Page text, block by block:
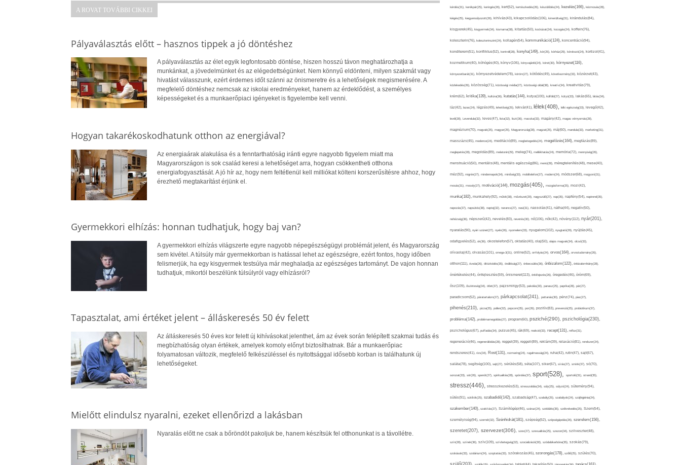
A ROVAT TOVÁBBI CIKKEI
Pályaválasztás előtt – hasznos tippek a jó döntéshez
A pályaválasztás az élet egyik legfontosabb döntése, hiszen hosszú távon meghatározhatja a
munkánkat, a jövedelmünket és az elégedettségünket. Nem könnyű eldönteni, milyen szakmát vagy
hivatást válasszunk, ezért érdemes időt szánni az önismeretre és a lehetőségek megismerésére. A
megfelelő döntéshez nemcsak az iskolai eredményeket, hanem az érdeklődést, a személyes
képességeket és a munkaerőpiaci igényeket is figyelembe kell venni.
Hogyan takarékoskodhatunk otthon az energiával?
Az energiaárak alakulása és a fenntarthatóság iránti egyre nagyobb figyelem miatt ma
Magyarországon is sok család keresi a lehetőséget arra, hogyan csökkentheti otthona
energiafogyasztását. A jó hír az, hogy nem feltétlenül kell milliókat költeni korszerűsítésre ahhoz, hogy
érezhető megtakarítást érjünk el.
Gyermekkori elhízás: honnan tudhatjuk, hogy baj van?
A gyermekkori elhízás világszerte egyre nagyobb népegészségügyi problémát jelent, és Magyarország
sem kivétel. A túlsúly már gyermekkorban is hatással lehet az egészségre, ezért fontos, hogy időben
felismerjük, ha egy kisgyermek testsúlya már meghaladja az egészséges tartományt. De vajon honnan
tudhatjuk, mikortól beszélünk túlsúlyról vagy elhízásról?
Tapasztalat, ami értéket jelent – álláskeresés 50 év felett
Az álláskeresés 50 éves kor felett új kihívásokat jelenthet, ám az évek során felépített szakmai tudás és
megbízhatóság olyan értékek, amelyek komoly előnyt biztosíthatnak. Bár a munkaerőpiac
folyamatosan változik, megfelelő felkészüléssel és nyitottsággal idősebb korban is találhatunk új
lehetőségeket.
Mielőtt elindulsz nyaralni, ezeket ellenőrizd a lakásban
Nyaralás előtt ne csak a bőröndöt pakoljuk be, hanem készítsük fel otthonunkat is a távollétre.
kérdés(31), kerékpár(25), keringés(26), kert(52), kertészkedés(26), készülődés(24), kezelés(166), kézmosás(28),
kiégés(25), kiegyensúlyozott(26), kihívás(43), kikapcsolódás(106), kimerültség(31), kirándulás(84),
kisgyerek(45), kisgyermek(34), kismama(38), kitartás(50), kockázat(34), kocogás(24), koffein(76),
koleszterin(76), koleszterinszint(24), kollagén(54), kommunikáció(124), koncentráció(94),
konditerem(51), konfliktus(52), kontroll(28), konyha(149), kór(25), kórház(29), kórokozó(24), kortizol(41),
kozmetikum(40), köhögés(40), könyv(106), könyvajánló(24), köret(30), környezet(116),
környezetbarát(31), környezetvédelem(78), köröm(27), kötődés(49), következmény(33), közérzet(43),
közlekedés(26), közösség(71), közösségi média(27), közösségi oldal(38), kreatív(34), kreativitás(79),
krém(62), kritika(139), kultúra(36), kutatás(144), kutya(100), külföld(27), kütyü(33), lakás(65), látás(34),
láz(42), lazac(24), légzés(49), lehetőség(25), lekvár(41), lélek(408), lelki egészség(33), levegő(42),
levél(28), Levendula(32), leves(47), lista(32), liszt(36), macska(33), magány(42), magas vérnyomás(28),
magnézium(70), magvak(25), magyar(25), Magyarország(28), magzat(25), máj(60), mandula(33), marketing(31),
masszázs(45), medence(24), meditáció(89), megbetegedés(24), megelőzés(164), megfázás(89),
meglepetés(28), megoldás(89), melatonin(29), meleg(74), mellékhatás(24), memória(72), mennyiség(26),
menstruáció(50), mentális(48), mentális egészség(86), menü(28), méregtelenítés(48), mese(40),
méz(92), migrén(27), mindennapok(34), minőség(33), mobiltelefon(27), modern(24), módszer(68), mogyoró(31),
mosás(31), mosoly(27), motiváció(144), mozgás(405), mozgásforma(25), mozi(42),
munka(182), munkahely(92), műtét(38), művészet(29), nagyszülő(27), nap(35), napfény(54), napirend(35),
napozás(37), napsütés(38), naptej(32), narancs(27), nasi(31), nassolás(41), nátha(44), negatív(50),
nehézség(36), népszerű(42), nevelés(83), nevetés(30), nő(106), nők(42), növény(112), nyár(201),
nyaralás(90), nyári szünet(27), nyelv(26), nyomelem(33), nyugalom(102), nyugtató(29), nyújtás(45),
odafigyelés(52), ok(36), okostelefon(57), oktatás(40), olaj(50), olajos magvak(34), olcsó(33),
olívaolaj(42), olvasás(101), omega-3(31), online(52), orrfolyás(24), orvos(164), orvostudomány(26),
otthon(111), óvoda(26), öltözködés(35), önállóság(27), önbecsülés(36), önbizalom(122), önbizalomhiány(28),
önértékelés(44), önfejlesztés(59), önismeret(113), önkifejezés(26), öregedés(46), öröm(69),
ősz(109), őszinteség(34), ötlet(37), pajzsmirigy(53), pakolás(30), panasz(25), paprika(28), pár(27),
paradicsom(52), páratartalom(27), párkapcsolat(241), pattanás(30), pénz(74), piac(27),
pihenés(210), pizza(25), pollen(32), popcorn(35), por(26), pozitív(83), prevenció(25), probiotikum(37),
probléma(142), problémamegoldás(27), program(60), psziché(290), pszichológia(230),
pszichológus(67), puffadás(34), pulzus(45), rák(69), reakció(33), recept(131), reflux(31),
regeneráció(46), regenerálódás(28), reggel(39), reggeli(89), reklám(39), relaxáció(81), rendszer(24),
rendszeres(41), rizs(34), Rost(131), rozmaring(24), rugalmasság(24), ruha(42), rutin(47), sajt(67),
saláta(78), segítség(100), sejt(27), sérülés(58), séta(107), siker(67), sírás(27), smink(37), só(70),
sorozat(33), sör(26), spenót(27), spiritualitás(28), spórolás(37), sport(528), sportoló(31), strand(35),
stressz(446), stresszkezelés(53), stresszoldás(34), súly(25), súlyzó(24), sütemény(94),
sütés(91), sütőtök(25), szabadidő(142), szabadság(47), szabály(25), szabályok(24), szájhigiénia(24),
szakember(140), szakítás(27), Számítógép(46), száraz(24), szédülés(35), székrekedés(25), Szem(54),
személyiség(94), szemét(32), Szénhidrát(181), szépség(52), szépségápolás(26), szerelem(156),
szeretet(207), szervezet(306), szex(27), szexualitás(25), szezon(34), szilveszter(48),
szín(28), színek(36), szív(109), szívbetegség(32), szocializáció(30), szódabikarbóna(35), szokás(79),
szokások(33), szolárium(24), szoptatás(33), szórakozás(45), szorongás(178), szőlő(25), szülés(70),